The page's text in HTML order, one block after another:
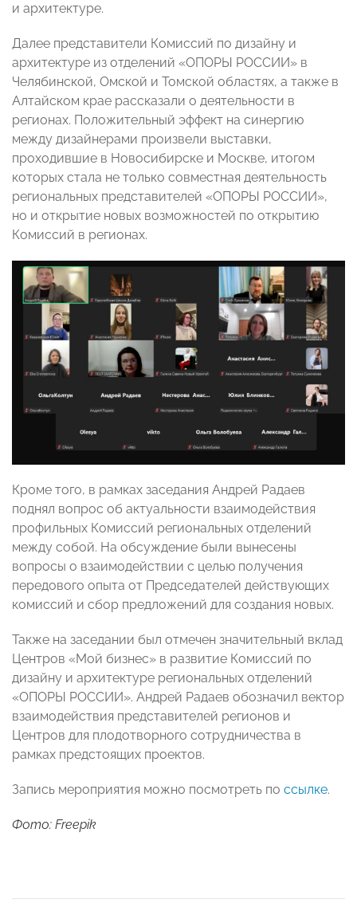
и архитектуре.
Далее представители Комиссий по дизайну и
архитектуре из отделений «ОПОРЫ РОССИИ» в
Челябинской, Омской и Томской областях, а также в
Алтайском крае рассказали о деятельности в
регионах. Положительный эффект на синергию
между дизайнерами произвели выставки,
проходившие в Новосибирске и Москве, итогом
которых стала не только совместная деятельность
региональных представителей «ОПОРЫ РОССИИ»,
но и открытие новых возможностей по открытию
Комиссий в регионах.
Кроме того, в рамках заседания Андрей Радаев
поднял вопрос об актуальности взаимодействия
профильных Комиссий региональных отделений
между собой. На обсуждение были вынесены
вопросы о взаимодействии с целью получения
передового опыта от Председателей действующих
комиссий и сбор предложений для создания новых.
Также на заседании был отмечен значительный вклад
Центров «Мой бизнес» в развитие Комиссий по
дизайну и архитектуре региональных отделений
«ОПОРЫ РОССИИ». Андрей Радаев обозначил вектор
взаимодействия представителей регионов и
Центров для плодотворного сотрудничества в
рамках предстоящих проектов.
Запись мероприятия можно посмотреть по ссылке.
Фото: Freepik